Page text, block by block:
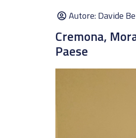
Autore:Davide
Cremona,
Paese